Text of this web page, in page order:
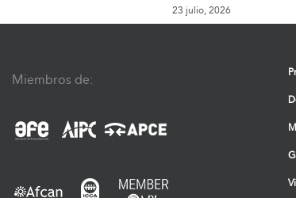
23 julio, 2026
Miembros de: